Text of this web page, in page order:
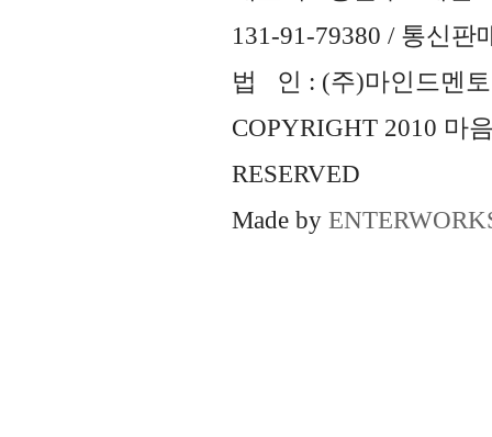
131-91-79380 / 통신판
법 인 : (주)마인드멘토
COPYRIGHT 2010 마
RESERVED
Made by